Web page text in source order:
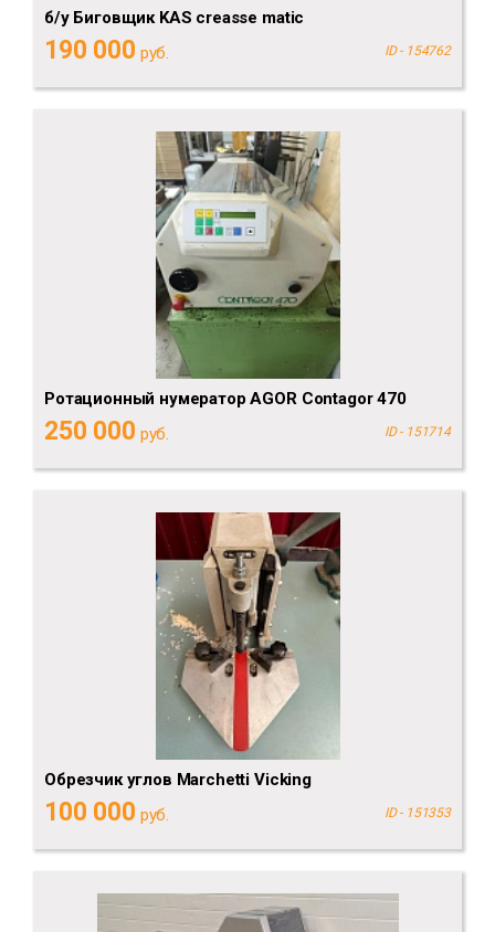
б/у Биговщик KAS creasse matic
190 000 руб. ID - 154762
Ротационный нумератор AGOR Contagor 470
250 000 руб. ID - 151714
Обрезчик углов Marchetti Vicking
100 000 руб. ID - 151353